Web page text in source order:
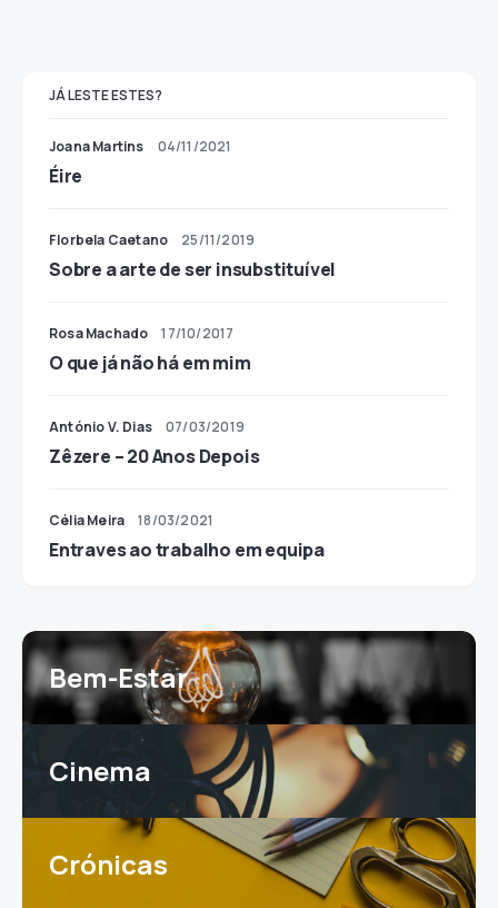
JÁ LESTE ESTES?
Joana Martins 04/11/2021
Éire
Florbela Caetano 25/11/2019
Sobre a arte de ser insubstituível
Rosa Machado 17/10/2017
O que já não há em mim
António V. Dias 07/03/2019
Zêzere – 20 Anos Depois
Célia Meira 18/03/2021
Entraves ao trabalho em equipa
Bem-Estar
Cinema
Crónicas